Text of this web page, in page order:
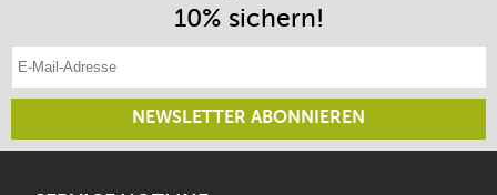
10% sichern!
NEWSLETTER ABONNIEREN